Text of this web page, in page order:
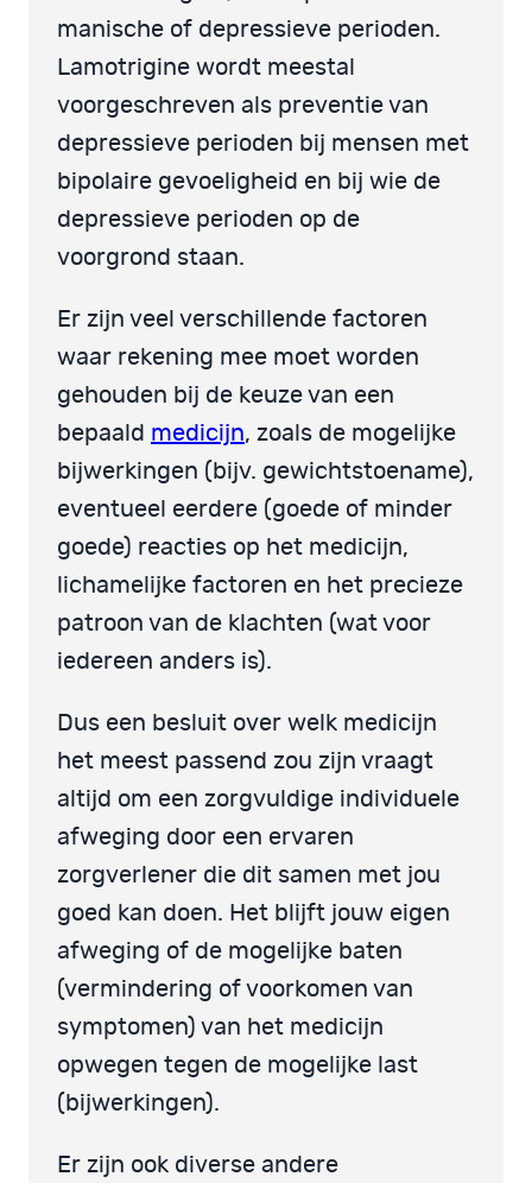
manische of depressieve perioden.
Lamotrigine wordt meestal
voorgeschreven als preventie van
depressieve perioden bij mensen met
bipolaire gevoeligheid en bij wie de
depressieve perioden op de
voorgrond staan.
Er zijn veel verschillende factoren
waar rekening mee moet worden
gehouden bij de keuze van een
bepaald medicijn, zoals de mogelijke
bijwerkingen (bijv. gewichtstoename),
eventueel eerdere (goede of minder
goede) reacties op het medicijn,
lichamelijke factoren en het precieze
patroon van de klachten (wat voor
iedereen anders is).
Dus een besluit over welk medicijn
het meest passend zou zijn vraagt
altijd om een zorgvuldige individuele
afweging door een ervaren
zorgverlener die dit samen met jou
goed kan doen. Het blijft jouw eigen
afweging of de mogelijke baten
(vermindering of voorkomen van
symptomen) van het medicijn
opwegen tegen de mogelijke last
(bijwerkingen).
Er zijn ook diverse andere